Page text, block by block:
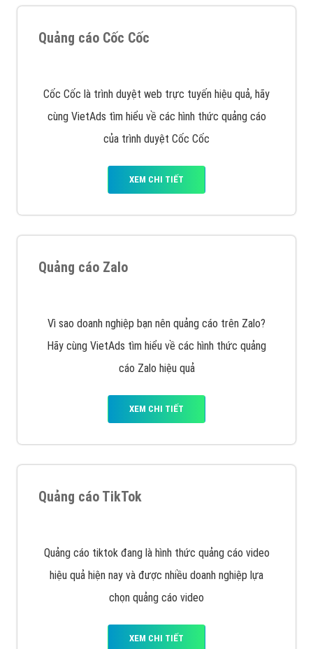
Quảng cáo Cốc Cốc
Cốc Cốc là trình duyệt web trực tuyến hiệu quả, hãy
cùng VietAds tìm hiểu về các hình thức quảng cáo
của trình duyệt Cốc Cốc
XEM CHI TIẾT
Quảng cáo Zalo
Vì sao doanh nghiệp bạn nên quảng cáo trên Zalo?
Hãy cùng VietAds tìm hiểu về các hình thức quảng
cáo Zalo hiệu quả
XEM CHI TIẾT
Quảng cáo TikTok
Quảng cáo tiktok đang là hình thức quảng cáo video
hiệu quả hiện nay và được nhiều doanh nghiệp lựa
chọn quảng cáo video
XEM CHI TIẾT